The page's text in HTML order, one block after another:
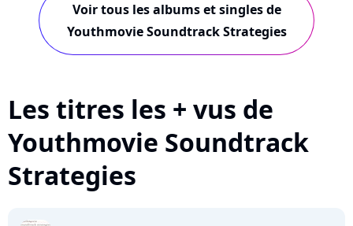
Voir tous les albums et singles de
Youthmovie Soundtrack Strategies
Les titres les + vus de
Youthmovie Soundtrack
Strategies